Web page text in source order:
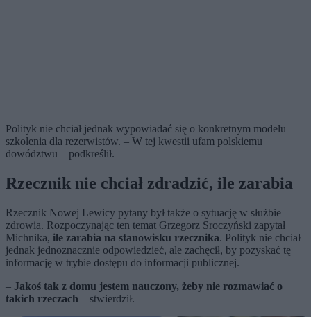
Polityk nie chciał jednak wypowiadać się o konkretnym modelu
szkolenia dla rezerwistów. – W tej kwestii ufam polskiemu
dowództwu – podkreślił.
Rzecznik nie chciał zdradzić, ile zarabia
Rzecznik Nowej Lewicy pytany był także o sytuację w służbie
zdrowia. Rozpoczynając ten temat Grzegorz Sroczyński zapytał
Michnika, ile zarabia na stanowisku rzecznika. Polityk nie chciał
jednak jednoznacznie odpowiedzieć, ale zachęcił, by pozyskać tę
informację w trybie dostępu do informacji publicznej.
– Jakoś tak z domu jestem nauczony, żeby nie rozmawiać o
takich rzeczach – stwierdził.